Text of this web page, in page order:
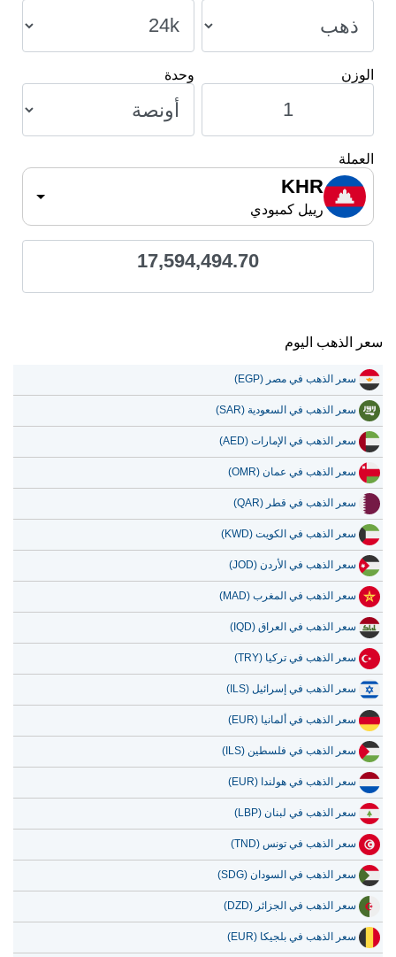
الوزن وحدة
العملة
KHR
رييل كمبودي
17,594,494.70
سعر الذهب اليوم
سعر الذهب في مصر (EGP)
سعر الذهب في السعودية (SAR)
سعر الذهب في الإمارات (AED)
سعر الذهب في عمان (OMR)
سعر الذهب في قطر (QAR)
سعر الذهب في الكويت (KWD)
سعر الذهب في الأردن (JOD)
سعر الذهب في المغرب (MAD)
سعر الذهب في العراق (IQD)
سعر الذهب في تركيا (TRY)
سعر الذهب في إسرائيل (ILS)
سعر الذهب في ألمانيا (EUR)
سعر الذهب في فلسطين (ILS)
سعر الذهب في هولندا (EUR)
سعر الذهب في لبنان (LBP)
سعر الذهب في تونس (TND)
سعر الذهب في السودان (SDG)
سعر الذهب في الجزائر (DZD)
سعر الذهب في بلجيكا (EUR)